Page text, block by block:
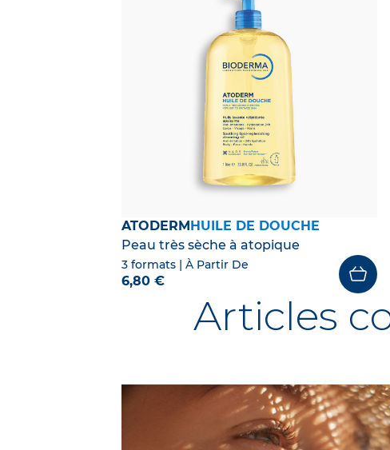
ATODERM HUILE DE DOUCHE
Peau très sèche à atopique
3 formats | À Partir De
6,80 €
Articles